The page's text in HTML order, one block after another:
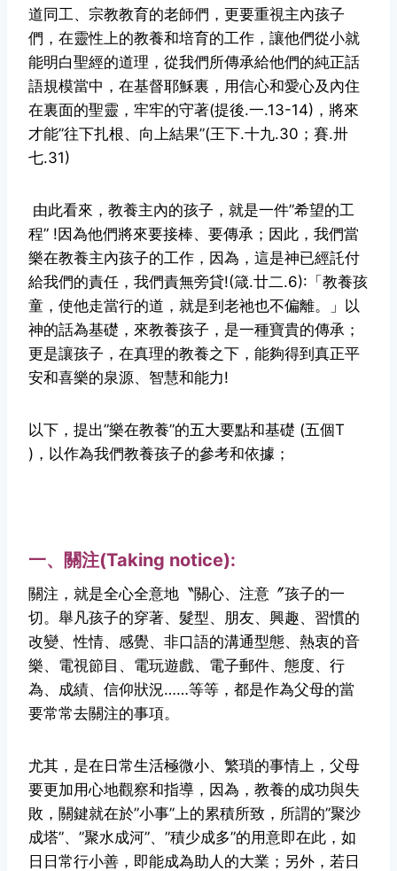
道同工、宗教教育的老師們，更要重視主內孩子
們，在靈性上的教養和培育的工作，讓他們從小就
能明白聖經的道理，從我們所傳承給他們的純正話
語規模當中，在基督耶穌裏，用信心和愛心及內住
在裏面的聖靈，牢牢的守著(提後.一.13-14)，將來
才能”往下扎根、向上結果”(王下.十九.30；賽.卅
七.31)
由此看來，教養主內的孩子，就是一件”希望的工
程” !因為他們將來要接棒、要傳承；因此，我們當
樂在教養主內孩子的工作，因為，這是神已經託付
給我們的責任，我們責無旁貸!(箴.廿二.6):「教養孩
童，使他走當行的道，就是到老祂也不偏離。」以
神的話為基礎，來教養孩子，是一種寶貴的傳承；
更是讓孩子，在真理的教養之下，能夠得到真正平
安和喜樂的泉源、智慧和能力!
以下，提出”樂在教養”的五大要點和基礎 (五個T
)，以作為我們教養孩子的參考和依據；
一、關注(Taking notice):
關注，就是全心全意地〝關心、注意〞孩子的一
切。舉凡孩子的穿著、髮型、朋友、興趣、習慣的
改變、性情、感覺、非口語的溝通型態、熱衷的音
樂、電視節目、電玩遊戲、電子郵件、態度、行
為、成績、信仰狀況……等等， 都是作為父母的當
要常常去關注的事項。
尤其，是在日常生活極微小、繁瑣的事情上，父母
要更加用心地觀察和指導，因為，教養的成功與失
敗，關鍵就在於”小事”上的累積所致，所謂的”聚沙
成塔”、”聚水成河”、”積少成多”的用意即在此，如
日日常行小善，即能成為助人的大業；另外，若日